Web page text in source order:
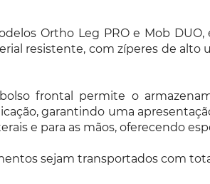
Ortho Leg PRO e Mob
resistente, com zíperes de alto
frontal permite o
garantindo uma
e para as mãos, oferecendo
sejam transportados com